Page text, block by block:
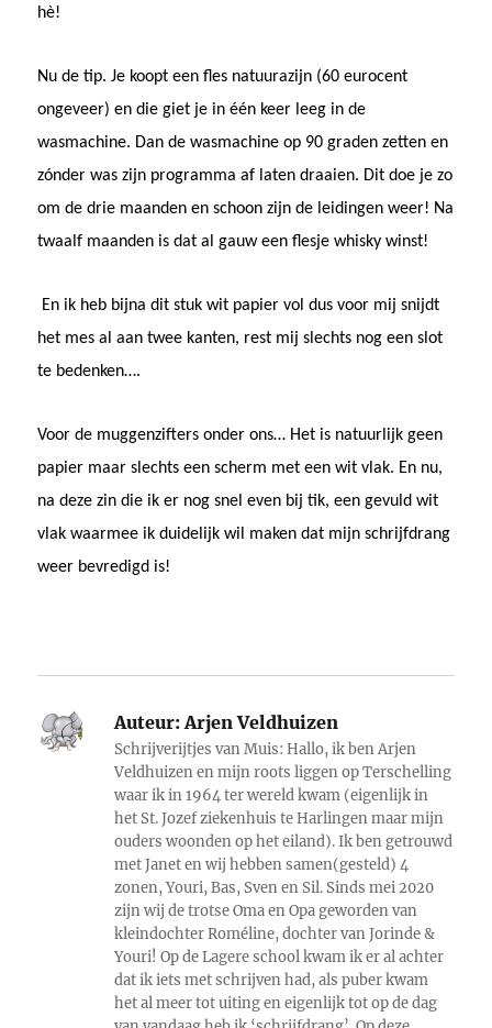
hè!
Nu de tip. Je koopt een fles natuurazijn (60 eurocent
ongeveer) en die giet je in één keer leeg in de
wasmachine. Dan de wasmachine op 90 graden zetten en
zónder was zijn programma af laten draaien. Dit doe je zo
om de drie maanden en schoon zijn de leidingen weer! Na
twaalf maanden is dat al gauw een flesje whisky winst!
En ik heb bijna dit stuk wit papier vol dus voor mij snijdt
het mes al aan twee kanten, rest mij slechts nog een slot
te bedenken….
Voor de muggenzifters onder ons… Het is natuurlijk geen
papier maar slechts een scherm met een wit vlak. En nu,
na deze zin die ik er nog snel even bij tik, een gevuld wit
vlak waarmee ik duidelijk wil maken dat mijn schrijfdrang
weer bevredigd is!
Auteur:Arjen Veldhuizen
Schrijverijtjes van Muis: Hallo, ik ben Arjen
Veldhuizen en mijn roots liggen op Terschelling
waar ik in 1964 ter wereld kwam (eigenlijk in
het St. Jozef ziekenhuis te Harlingen maar mijn
ouders woonden op het eiland). Ik ben getrouwd
met Janet en wij hebben samen(gesteld) 4
zonen, Youri, Bas, Sven en Sil. Sinds mei 2020
zijn wij de trotse Oma en Opa geworden van
kleindochter Roméline, dochter van Jorinde &
Youri! Op de Lagere school kwam ik er al achter
dat ik iets met schrijven had, als puber kwam
het al meer tot uiting en eigenlijk tot op de dag